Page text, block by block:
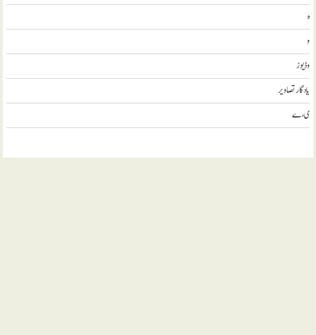
ہ
و
وڈيوز
يادگار تصاوير
ی، ے